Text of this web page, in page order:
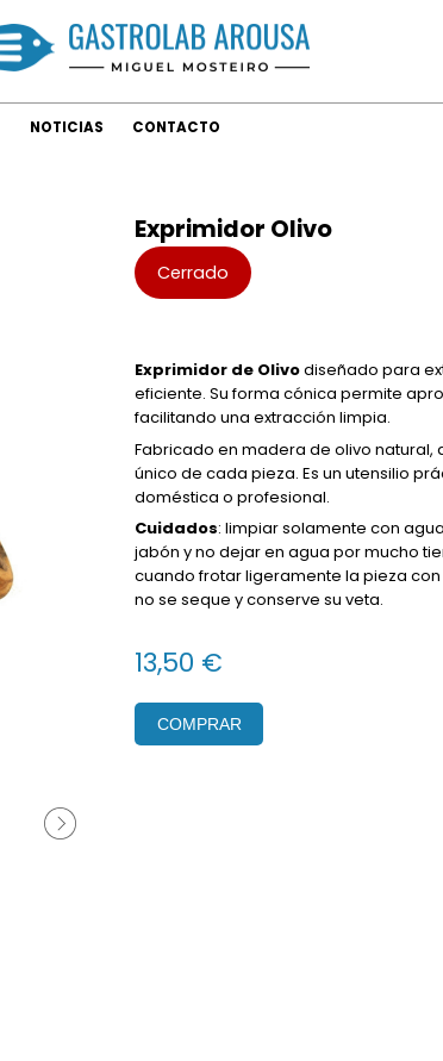
NOTICIAS CONTACTO
Exprimidor Olivo
Cerrado
Exprimidor de Olivodiseñado para
eficiente. Su forma cónica permite
facilitando una extracción limpia.
Fabricado en madera de olivo
único de cada pieza. Es un utensilio
doméstica o profesional.
Cuidados: limpiar solamente con
jabón y no dejar en agua por mucho
cuando frotar ligeramente la pieza
no se seque y conserve su veta.
13,50 €
COMPRAR